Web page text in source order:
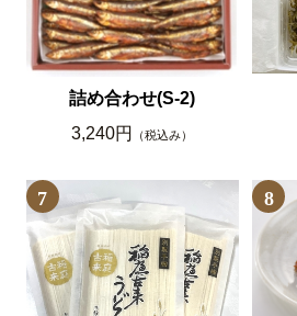
詰め合わせ(S-2)
3,240円
（税込み）
7 8